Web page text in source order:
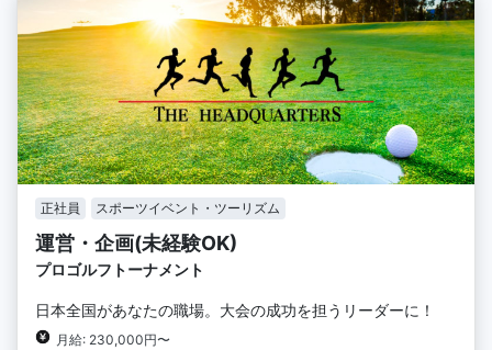
正社員 スポーツイベント・ツーリズム
運営・企画(未経験OK)
プロゴルフトーナメント
日本全国があなたの職場。大会の成功を担うリーダーに！
月給: 230,000円〜